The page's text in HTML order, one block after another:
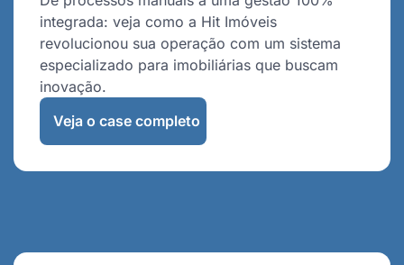
integrada: veja como a Hit Imóveis
revolucionou sua operação com um sistema
especializado para imobiliárias que buscam
inovação.
Veja o case completo